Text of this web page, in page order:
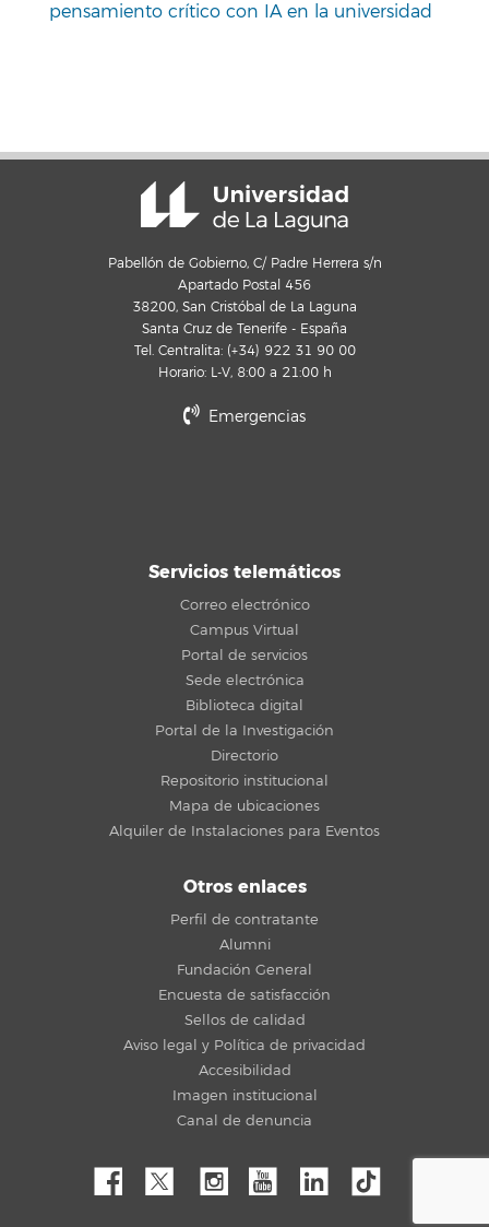
pensamiento crítico con IA en la universidad
Pabellón de Gobierno, C/ Padre Herrera s/n
Apartado Postal 456
38200, San Cristóbal de La Laguna
Santa Cruz de Tenerife - España
Tel. Centralita: (+34) 922 31 90 00
Horario: L-V, 8:00 a 21:00 h
Emergencias
Servicios telemáticos
Correo electrónico
Campus Virtual
Portal de servicios
Sede electrónica
Biblioteca digital
Portal de la Investigación
Directorio
Repositorio institucional
Mapa de ubicaciones
Alquiler de Instalaciones para Eventos
Otros enlaces
Perfil de contratante
Alumni
Fundación General
Encuesta de satisfacción
Sellos de calidad
Aviso legal y Política de privacidad
Accesibilidad
Imagen institucional
Canal de denuncia